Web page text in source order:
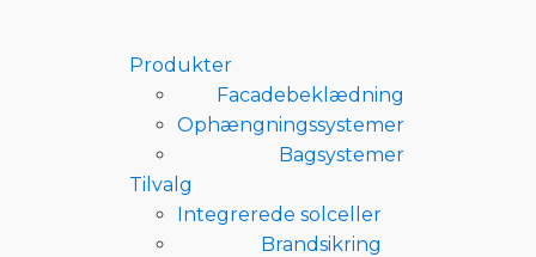
Produkter
Facadebeklædning
Ophængningssystemer
Bagsystemer
Tilvalg
Integrerede solceller
Brandsikring